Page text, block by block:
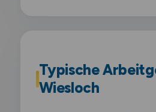
Typische
Wiesloch